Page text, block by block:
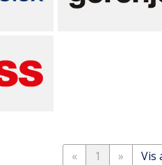
« 1 » Vis